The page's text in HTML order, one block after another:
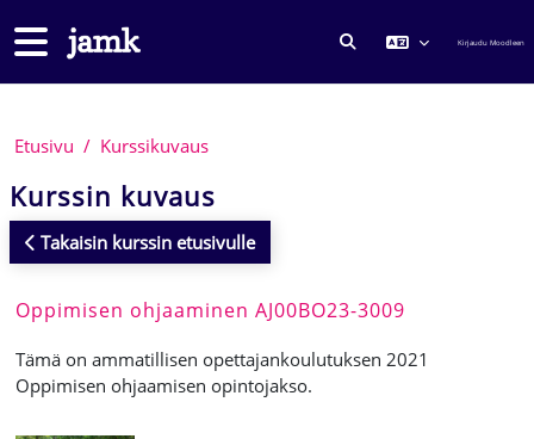
Sivupaneeli
VAIHDA Kirjaudu Moodleen
Etusivu Kurssikuvaus
Kurssin kuvaus
Takaisin kurssin etusivulle
Oppimisen ohjaaminen AJ00BO23-3009
Tämä on ammatillisen opettajankoulutuksen 2021
Oppimisen ohjaamisen opintojakso.